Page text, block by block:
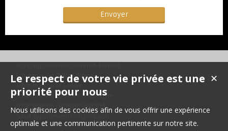
Achat maison Châtel-Guyon
Achat maison Le Cendre
Achat maison Cournon-d'Auvergne
Achat maison Clermont-Ferrand
✕
Le respect de votre vie privée est une
priorité pour nous
Nous utilisons des cookies afin de vous offrir une expérience
optimale et une communication pertinente sur notre site.